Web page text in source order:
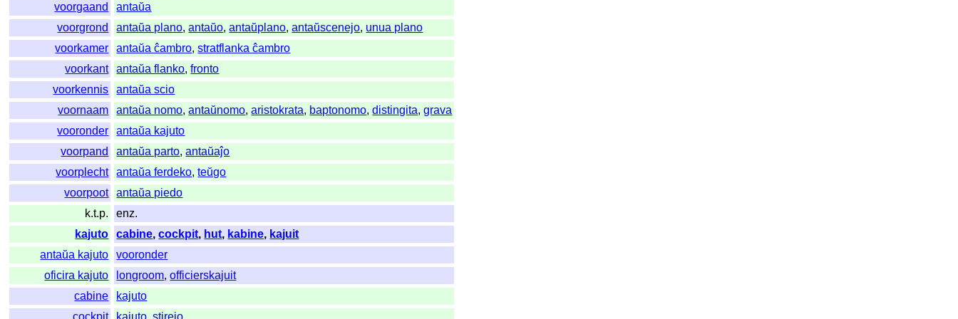
voorgaand
antaŭa
voorgrond
antaŭa plano,antaŭo,antaŭplano,antaŭscenejo, unua plano
voorkamer
antaŭa ĉambro,stratflanka ĉambro
voorkant
antaŭa flanko,fronto
voorkennis
antaŭa scio
voornaam
antaŭa nomo,antaŭnomo,aristokrata, baptonomo,distingita,grava
vooronder
antaŭa kajuto
voorpand
antaŭa parto,antaŭaĵo
voorplecht
antaŭa ferdeko,teŭgo
voorpoot
antaŭa piedo
k.t.p.
enz.
kajuto
cabine,cockpit, hut, kabine, kajuit
antaŭa kajuto
vooronder
oficira kajuto
longroom,officierskajuit
cabine
kajuto